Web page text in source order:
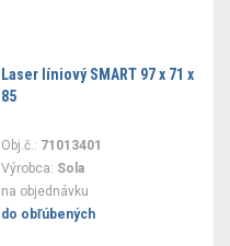
Laser líniový SMART 97 x 71 x
85
Obj.č.: 71013401
Výrobca: Sola
na objednávku
do obľúbených